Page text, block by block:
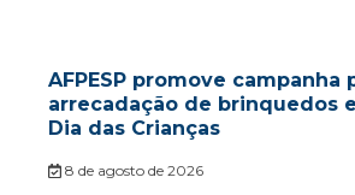
AFPESP promove campanha
arrecadação de brinquedos
Dia das Crianças
8 de agosto de 2026